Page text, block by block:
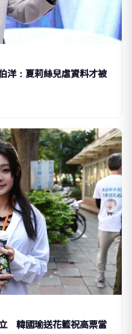
洋：夏莉絲兒虐資料才被
韓國瑜送花籃祝高票當